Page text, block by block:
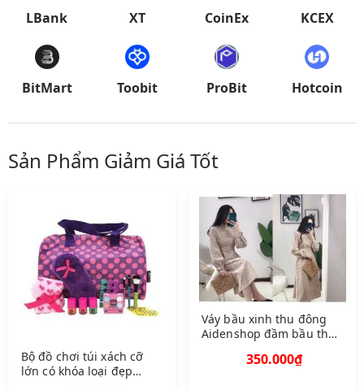
LBank XT CoinEx KCEX
BitMart Toobit ProBit Hotcoin
Sản Phẩm Giảm Giá Tốt
Bộ đồ chơi túi xách cỡ
lớn có khóa loại đẹp
Váy bầu xinh thu đông
Aidenshop đầm bầu thời
350.000₫